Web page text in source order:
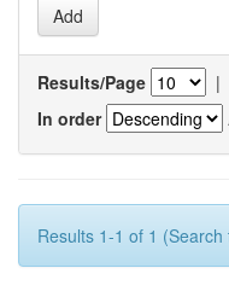
Results/Page |
In order
Results 1-1 of 1